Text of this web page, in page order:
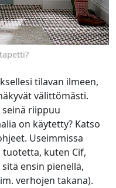
tilavan ilmeen,
välittömästi.
riippuu
on käytetty? Katso
Useimmissa
kuten Cif,
ensin pienellä,
verhojen takana).